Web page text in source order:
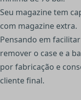
Seu magazine tem
com magazine extra.
Pensando em
remover o case e a
por fabricação e
cliente final.